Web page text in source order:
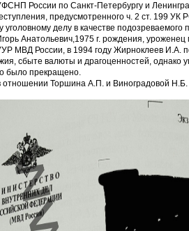
России по Санкт-Петербургу и
предусмотренного ч. 2 ст. 199 УК
уголовному делу в качестве подозреваемого
Анатольевич,1975 г. рождения, уроженец
МВД России, в 1994 году Жирноклеев И.А.
сбыте валюты и драгоценностей, однако
было прекращено.
Торшина А.П. и Виноградовой Н.Б.